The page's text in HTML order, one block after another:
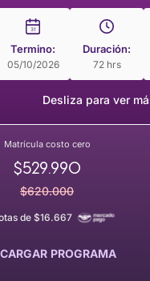
31
Termino:
05/10/2026
Duración:
72 hrs
Desliza para ver
Matrícula costo cero
$529.990
$620.000
de $16.667
PROGRAMA